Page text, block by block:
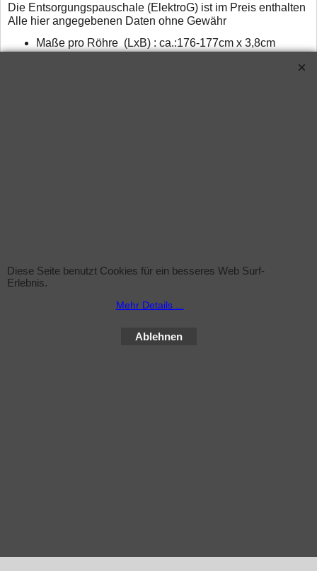
Die Entsorgungspauschale (ElektroG) ist im Preis enthalten
Alle hier angegebenen Daten ohne Gewähr
Maße pro Röhre (LxB) : ca.:176-177cm x 3,8cm
Lieferung: ca. 3-5 Arbeitstage nach Zahlungseingang.
Sprühflasche (leer)
Sprühflasche inkl. Sprühkopf , 1Liter ohne Inhalt
Diese Seite benutzt Cookies für ein besseres Web Surf-
Erlebnis.
Mehr Details ...
Ablehnen